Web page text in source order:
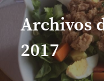
Archivos
2017